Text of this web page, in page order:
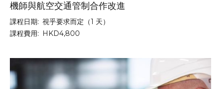
機師與航空交通管制合作改進
課程日期: 視乎要求而定（1 天）
課程費用: HKD4,800